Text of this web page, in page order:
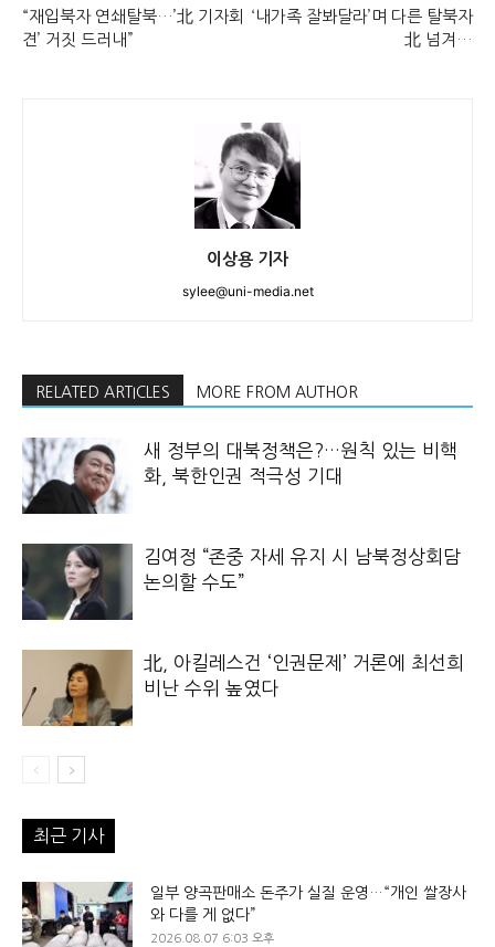
“재입북자 연쇄탈북…’北 기자회
견’ 거짓 드러내”
‘내가족 잘봐달라’며 다른 탈북자
北 넘겨…
이상용 기자
sylee@uni-media.net
RELATED ARTICLES MORE FROM AUTHOR
새 정부의 대북정책은?…원칙 있는 비핵
화, 북한인권 적극성 기대
김여정 “존중 자세 유지 시 남북정상회담
논의할 수도”
北, 아킬레스건 ‘인권문제’ 거론에 최선희
비난 수위 높였다
최근 기사
일부 양곡판매소 돈주가 실질 운영…“개인 쌀장사
와 다를 게 없다”
2026.08.07 6:03 오후